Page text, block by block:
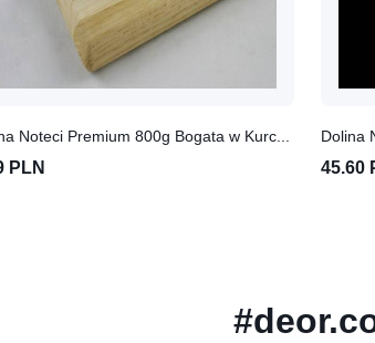
Dolina Noteci Premium 800g Bogata w Kurczaka
PLN
Dolina
45.60